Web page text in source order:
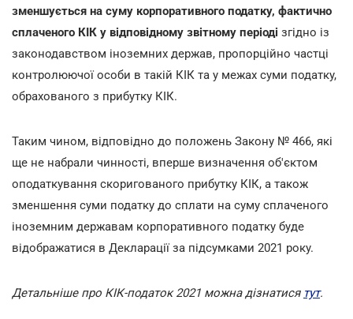
зменшується на суму корпоративного податку, фактично
сплаченого КІК у відповідному звітному періоді згідно із
законодавством іноземних держав, пропорційно частці
контролюючої особи в такій КІК та у межах суми податку,
обрахованого з прибутку КІК.
Таким чином, відповідно до положень Закону № 466, які
ще не набрали чинності, вперше визначення об'єктом
оподаткування скоригованого прибутку КІК, а також
зменшення суми податку до сплати на суму сплаченого
іноземним державам корпоративного податку буде
відображатися в Декларації за підсумками 2021 року.
Детальніше про КІК-податок 2021 можна дізнатися тут.